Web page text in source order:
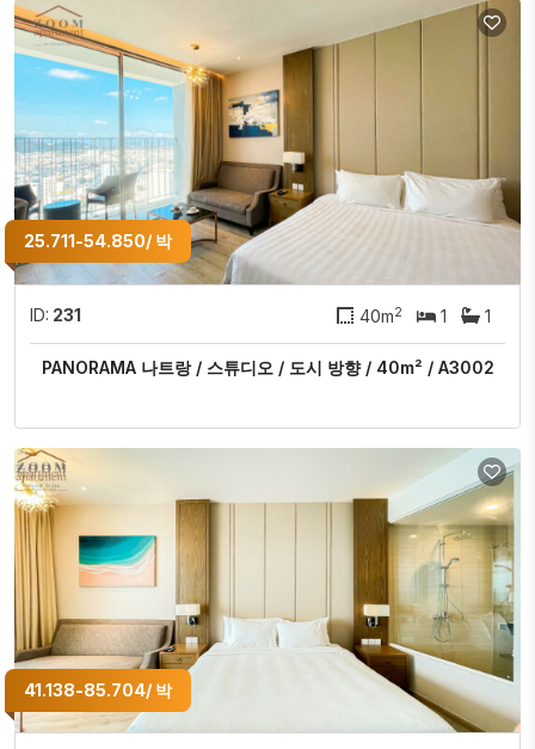
25.711-54.850/ 박
ID: 231 40m2 1 1
PANORAMA 나트랑 / 스튜디오 / 도시 방향 / 40m² / A3002
41.138-85.704/ 박